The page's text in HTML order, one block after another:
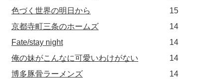
色づく世界の明日から
15
京都寺町三条のホームズ
14
Fate/stay night
14
俺の妹がこんなに可愛いわけがない
14
博多豚骨ラーメンズ
14